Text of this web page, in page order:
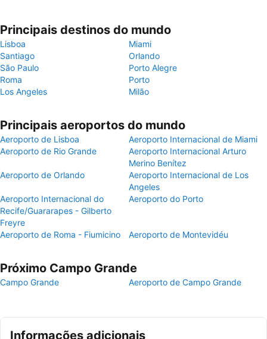
Principais destinos do mundo
Lisboa
Miami
Santiago
Orlando
São Paulo
Porto Alegre
Roma
Porto
Los Angeles
Milão
Principais aeroportos do mundo
Aeroporto de Lisboa
Aeroporto Internacional de Miami
Aeroporto de Rio Grande
Aeroporto Internacional Arturo
Merino Benítez
Aeroporto de Orlando
Aeroporto Internacional de Los
Angeles
Aeroporto Internacional do
Recife/Guararapes - Gilberto
Freyre
Aeroporto do Porto
Aeroporto de Roma - Fiumicino Aeroporto de Montevidéu
Próximo Campo Grande
Campo Grande Aeroporto de Campo Grande
Informações adicionais